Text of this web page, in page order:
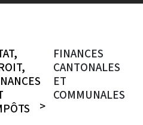
FINANCES
CANTONALES
ET
COMMUNALES